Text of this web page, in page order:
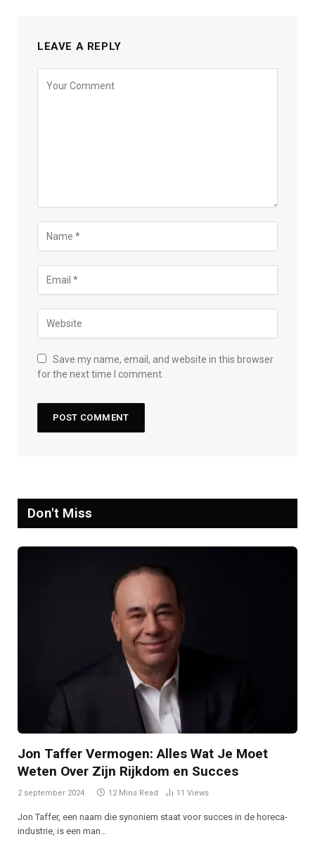
LEAVE A REPLY
Save my name, email, and website in this browser
for the next time I comment.
Don't Miss
Jon Taffer Vermogen: Alles Wat Je Moet
Weten Over Zijn Rijkdom en Succes
2 september 2024 12 Mins Read 11 Views
Jon Taffer, een naam die synoniem staat voor succes in de horeca-
industrie, is een man…